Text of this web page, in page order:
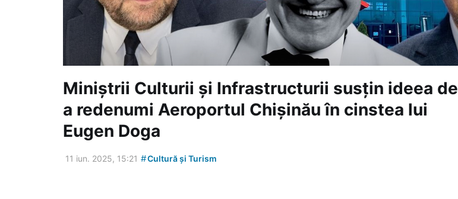
Miniștrii Culturii și Infrastructurii susțin ideea de
a redenumi Aeroportul Chișinău în cinstea lui
Eugen Doga
11 iun. 2025, 15:21 #Cultură și Turism